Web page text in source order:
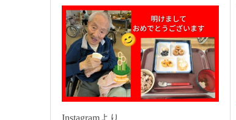
Instagramより